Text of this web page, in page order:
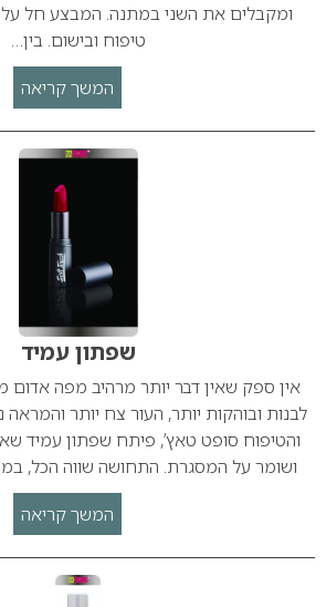
ומקבלים את השני במתנה. המבצע חל על
טיפוח ובישום. בין…
המשך קריאה
שפתון עמיד
אין ספק שאין דבר יותר מרהיב מפה אדום
לבנות ובוהקות יותר, העור צח יותר והמראה
והטיפוח סופט טאץ’, פיתח שפתון עמיד
ושומר על המסגרת. התחושה שווה הכל,
המשך קריאה